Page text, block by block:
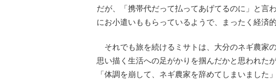
だが、「携帯代だって払ってあげてるのに」と言
にお小遣いももらっているようで、まったく経済
それでも旅を続けるミサトは、大分のネギ農家
思い描く生活への足がかりを掴んだかと思われた
「体調を崩して、ネギ農家を辞めてしまいました